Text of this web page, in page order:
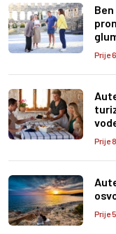
Prije
Prije
Prije